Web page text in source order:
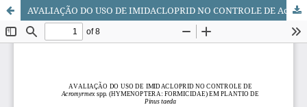
AVALIAÇÃO DO USO DE IMIDACLOPRID NO CONTROLE DE Acromyrmex spp. (HYMENOPTERA: FORMICIDAE) EM PLANTIO DE Pinus taeda